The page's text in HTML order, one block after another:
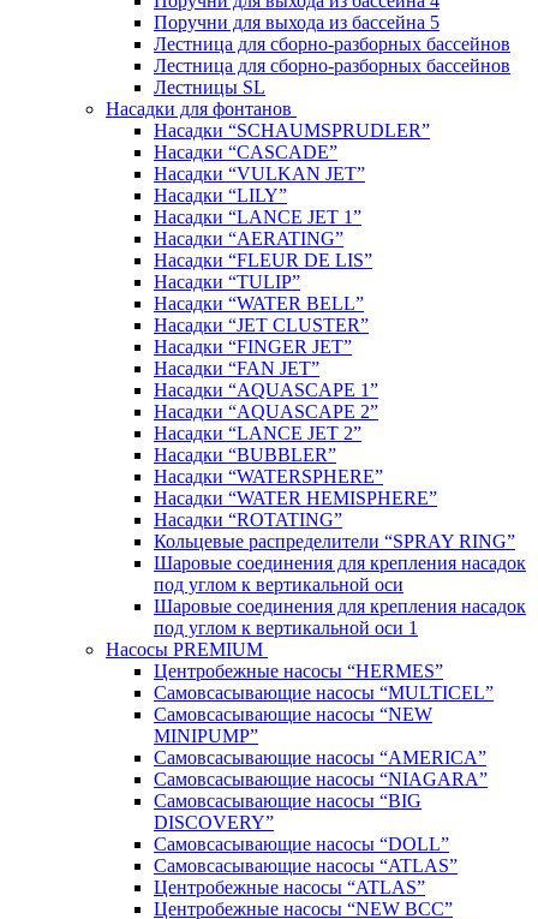
Поручни для выхода из бассейна 5
Лестница для сборно-разборных бассейнов
Лестница для сборно-разборных бассейнов
Лестницы SL
Насадки для фонтанов
Насадки “SCHAUMSPRUDLER”
Насадки “CASCADE”
Насадки “VULKAN JET”
Насадки “LILY”
Насадки “LANCE JET 1”
Насадки “AERATING”
Насадки “FLEUR DE LIS”
Насадки “TULIP”
Насадки “WATER BELL”
Насадки “JET CLUSTER”
Насадки “FINGER JET”
Насадки “FAN JET”
Насадки “AQUASCAPE 1”
Насадки “AQUASCAPE 2”
Насадки “LANCE JET 2”
Насадки “BUBBLER”
Насадки “WATERSPHERE”
Насадки “WATER HEMISPHERE”
Насадки “ROTATING”
Кольцевые распределители “SPRAY RING”
Шаровые соединения для крепления насадок
под углом к вертикальной оси
Шаровые соединения для крепления насадок
под углом к вертикальной оси 1
Насосы PREMIUM
Центробежные насосы “HERMES”
Самовсасывающие насосы “MULTICEL”
Самовсасывающие насосы “NEW
MINIPUMP”
Самовсасывающие насосы “AMERICA”
Самовсасывающие насосы “NIAGARA”
Самовсасывающие насосы “BIG
DISCOVERY”
Самовсасывающие насосы “DOLL”
Самовсасывающие насосы “ATLAS”
Центробежные насосы “ATLAS”
Центробежные насосы “NEW BCC”